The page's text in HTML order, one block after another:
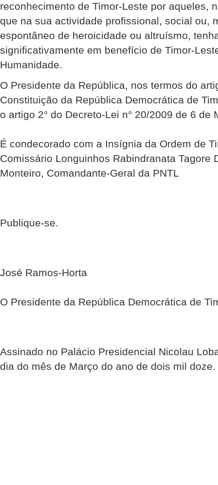
reconhecimento de Timor-Leste por aqueles,
que na sua actividade profissional, social ou,
espontâneo de heroicidade ou altruísmo,
significativamente em benefício de Timor-
Humanidade.
O Presidente da República, nos termos do
Constituição da República Democrática de
o artigo 2° do Decreto-Lei n° 20/2009 de 6 de
É condecorado com a Insígnia da Ordem de
Comissário Longuinhos Rabindranata Tagore
Monteiro, Comandante-Geral da PNTL
Publique-se.
José Ramos-Horta
O Presidente da República Democrática de
Assinado no Palácio Presidencial Nicolau
dia do mês de Março do ano de dois mil doze.